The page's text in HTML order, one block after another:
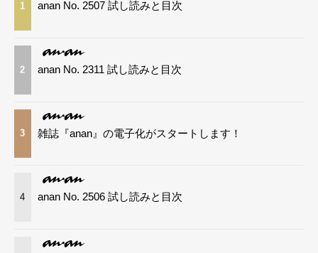
1 anan No. 2507 試し読みと目次
2 anan No. 2311 試し読みと目次
3 雑誌『anan』の電子化がスタートします！
4 anan No. 2506 試し読みと目次